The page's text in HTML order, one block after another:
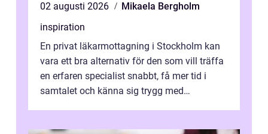
02 augusti 2026
Mikaela Bergholm
inspiration
En privat läkarmottagning i Stockholm kan
vara ett bra alternativ för den som vill träffa
en erfaren specialist snabbt, få mer tid i
samtalet och känna sig trygg med